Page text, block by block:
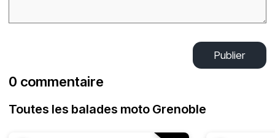
Publier
0 commentaire
Toutes les balades moto Grenoble